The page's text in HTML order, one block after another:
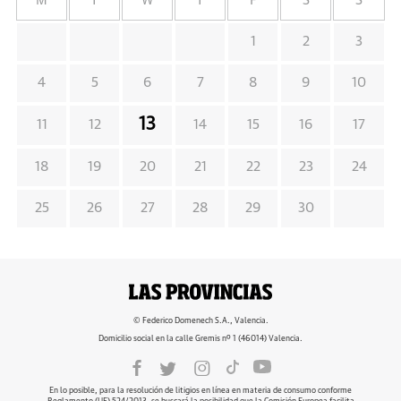
1 2 3
4 5 6 7 8 9 10
11 12 13 14 15 16 17
18 19 20 21 22 23 24
25 26 27 28 29 30
© Federico Domenech S.A., Valencia.
Domicilio social en la calle Gremis nº 1 (46014) Valencia.
En lo posible, para la resolución de litigios en línea en materia de consumo conforme